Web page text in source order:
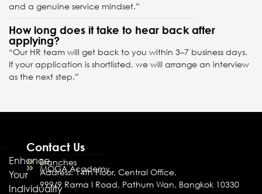
and a genuine service mindset.”
How long does it take to hear back after
applying?
“Our HR team will get back to you within 3–7 business days.
If your application is shortlisted, we will arrange an interview
as the next step.”
Enhance
Your
Individuality
Contact Us
Branches
MOGA Academy
Address: 14th Floor, Central Office,
999/9 Rama I Road, Pathum Wan, Bangkok 10330